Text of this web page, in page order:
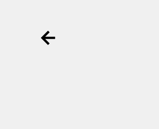
Ga terug